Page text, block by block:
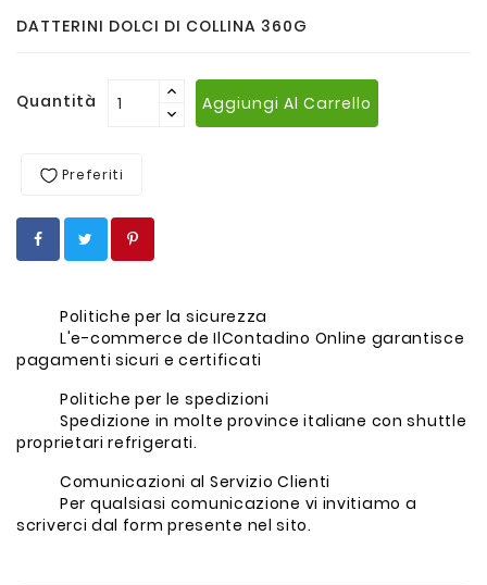
DATTERINI DOLCI DI COLLINA 360G
Quantità Aggiungi Al Carrello
Preferiti
Politiche per la sicurezza
L'e-commerce de IlContadino Online garantisce
pagamenti sicuri e certificati
Politiche per le spedizioni
Spedizione in molte province italiane con shuttle
proprietari refrigerati.
Comunicazioni al Servizio Clienti
Per qualsiasi comunicazione vi invitiamo a
scriverci dal form presente nel sito.